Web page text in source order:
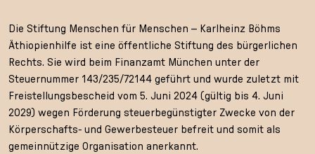
Die Stiftung Menschen für Menschen – Karlheinz Böhms
Äthiopienhilfe ist eine öffentliche Stiftung des bürgerlichen
Rechts. Sie wird beim Finanzamt München unter der
Steuernummer 143/235/72144 geführt und wurde zuletzt mit
Freistellungsbescheid vom 5. Juni 2024 (gültig bis 4. Juni
2029) wegen Förderung steuerbegünstigter Zwecke von der
Körperschafts- und Gewerbesteuer befreit und somit als
gemeinnützige Organisation anerkannt.